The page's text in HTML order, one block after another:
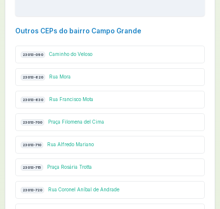
Outros CEPs do bairro Campo Grande
23013-090 Caminho do Veloso
23013-620 Rua Mora
23013-630 Rua Francisco Mota
23013-700 Praça Filomena del Cima
23013-710 Rua Alfredo Mariano
23013-715 Praça Rosária Trotta
23013-720 Rua Coronel Aníbal de Andrade